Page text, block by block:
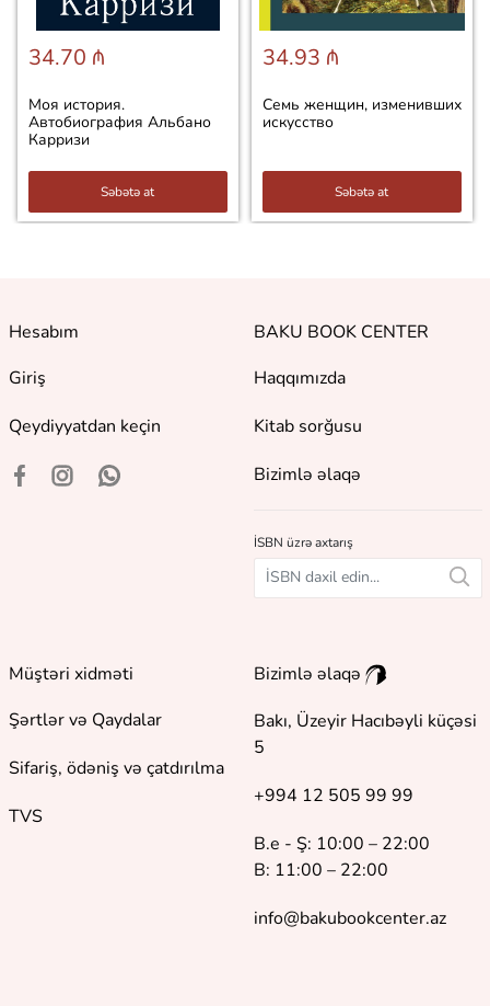
34.70 ₼
Моя история.
Автобиография Альбано
Карризи
Səbətə at
34.93 ₼
Семь женщин, изменивших
искусство
Səbətə at
Hesabım
Giriş
Qeydiyyatdan keçin
BAKU BOOK CENTER
Haqqımızda
Kitab sorğusu
Bizimlə əlaqə
İSBN üzrə axtarış
Müştəri xidməti
Şərtlər və Qaydalar
Sifariş, ödəniş və çatdırılma
TVS
Bizimlə əlaqə
Bakı, Üzeyir Hacıbəyli küçəsi
5
+994 12 505 99 99
B.e - Ş: 10:00 – 22:00
B: 11:00 – 22:00
info@bakubookcenter.az